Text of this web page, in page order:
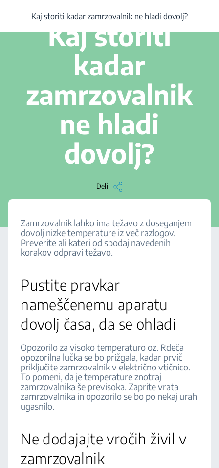
Kaj storiti kadar zamrzovalnik ne hladi dovolj?
2 min branja
Kaj storiti
kadar
zamrzovalnik
ne hladi
dovolj?
Deli
Kaj storiti kadar zamrzovalnik ne hladi dovolj?
Zamrzovalnik lahko ima težavo z doseganjem
dovolj nizke temperature iz več razlogov.
Preverite ali kateri od spodaj navedenih
korakov odpravi težavo.
Pustite pravkar
nameščenemu aparatu
dovolj časa, da se ohladi
Opozorilo za visoko temperaturo oz. Rdeča
opozorilna lučka se bo prižgala, kadar prvič
priključite zamrzovalnik v električno vtičnico.
To pomeni, da je temperature znotraj
zamrzovalnika še previsoka. Zaprite vrata
zamrzovalnika in opozorilo se bo po nekaj urah
ugasnilo.
Ne dodajajte vročih živil v
zamrzovalnik